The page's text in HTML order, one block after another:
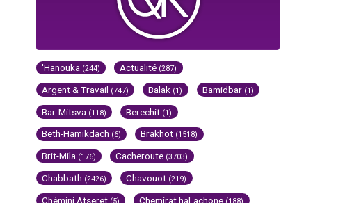
'Hanouka (244) Actualité (287)
Argent & Travail (747) Balak (1) Bamidbar (1)
Bar-Mitsva (118) Berechit (1)
Beth-Hamikdach (6) Brakhot (1518)
Brit-Mila (176) Cacheroute (3703)
Chabbath (2426) Chavouot (219)
Chémini Atseret (5) Chemirat haLachone (188)